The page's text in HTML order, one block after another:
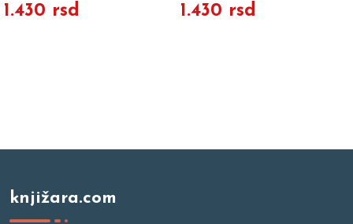
1.430 rsd 1.430 rsd
knjižara.com